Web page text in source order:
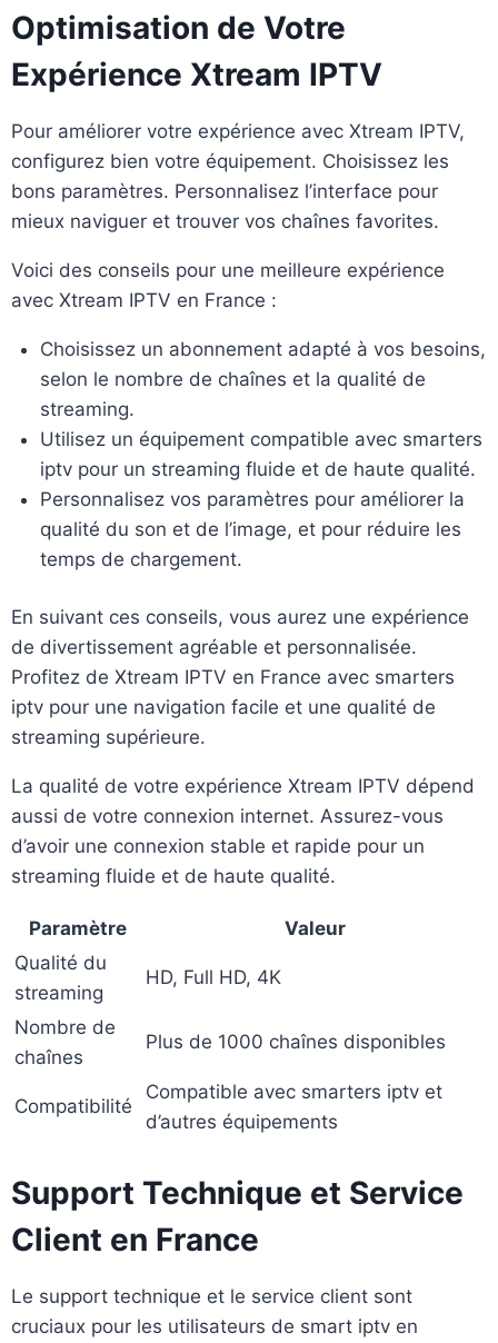
Optimisation de Votre
Expérience Xtream IPTV
Pour améliorer votre expérience avec Xtream IPTV,
configurez bien votre équipement. Choisissez les
bons paramètres. Personnalisez l’interface pour
mieux naviguer et trouver vos chaînes favorites.
Voici des conseils pour une meilleure expérience
avec Xtream IPTV en France :
Choisissez un abonnement adapté à vos besoins,
selon le nombre de chaînes et la qualité de
streaming.
Utilisez un équipement compatible avec smarters
iptv pour un streaming fluide et de haute qualité.
Personnalisez vos paramètres pour améliorer la
qualité du son et de l’image, et pour réduire les
temps de chargement.
En suivant ces conseils, vous aurez une expérience
de divertissement agréable et personnalisée.
Profitez de Xtream IPTV en France avec smarters
iptv pour une navigation facile et une qualité de
streaming supérieure.
La qualité de votre expérience Xtream IPTV dépend
aussi de votre connexion internet. Assurez-vous
d’avoir une connexion stable et rapide pour un
streaming fluide et de haute qualité.
Paramètre
Valeur
Qualité du
streaming
HD, Full HD, 4K
Nombre de
chaînes
Plus de 1000 chaînes disponibles
Compatibilité
Compatible avec smarters iptv et
d’autres équipements
Support Technique et Service
Client en France
Le support technique et le service client sont
cruciaux pour les utilisateurs de smart iptv en